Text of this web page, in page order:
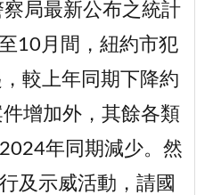
局最新公布之統計
10月間，紐約市犯
較上年同期下降約
增加外，其餘各類
年同期減少。然
及示威活動，請國